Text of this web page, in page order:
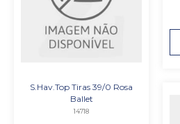
S.Hav.Top Tiras 39/0 Rosa
Ballet
14718